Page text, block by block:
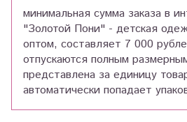
минимальная сумма заказа в
"Золотой Пони" - детская
оптом, составляет 7 000
отпускаются полным
представлена за единицу
автоматически попадает